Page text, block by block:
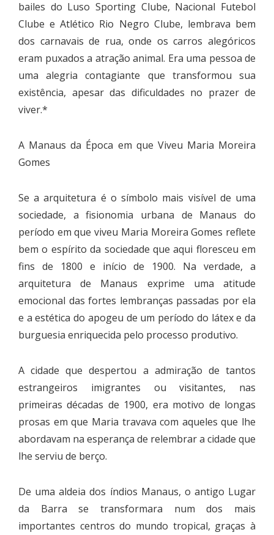
bailes do Luso Sporting Clube, Nacional Futebol
Clube e Atlético Rio Negro Clube, lembrava bem
dos carnavais de rua, onde os carros alegóricos
eram puxados a atração animal. Era uma pessoa de
uma alegria contagiante que transformou sua
existência, apesar das dificuldades no prazer de
viver.*
A Manaus da Época em que Viveu Maria Moreira
Gomes
Se a arquitetura é o símbolo mais visível de uma
sociedade, a fisionomia urbana de Manaus do
período em que viveu Maria Moreira Gomes reflete
bem o espírito da sociedade que aqui floresceu em
fins de 1800 e início de 1900. Na verdade, a
arquitetura de Manaus exprime uma atitude
emocional das fortes lembranças passadas por ela
e a estética do apogeu de um período do látex e da
burguesia enriquecida pelo processo produtivo.
A cidade que despertou a admiração de tantos
estrangeiros imigrantes ou visitantes, nas
primeiras décadas de 1900, era motivo de longas
prosas em que Maria travava com aqueles que lhe
abordavam na esperança de relembrar a cidade que
lhe serviu de berço.
De uma aldeia dos índios Manaus, o antigo Lugar
da Barra se transformara num dos mais
importantes centros do mundo tropical, graças à